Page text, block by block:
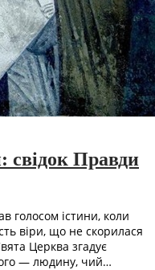
Правди
голосом істини, коли
віри, що не скорилася
Церква згадує
— людину, чий…